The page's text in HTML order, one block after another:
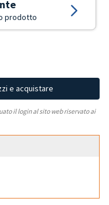
prodotto
e acquistare
il login al sito web riservato ai